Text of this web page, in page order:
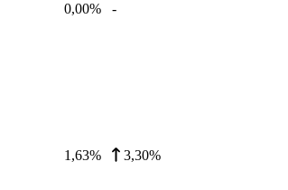
0,00% -
1,63% 3,30%